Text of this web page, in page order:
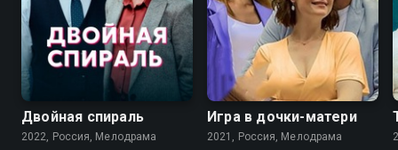
6.9
Двойная спираль
2022, Россия, Мелодрама
7.2
Игра в дочки-матери
2021, Россия, Мелодрама